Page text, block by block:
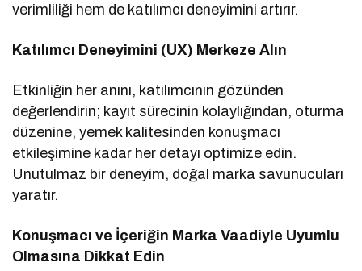
verimliliği hem de katılımcı deneyimini artırır.
Katılımcı Deneyimini (UX) Merkeze Alın
Etkinliğin her anını, katılımcının gözünden
değerlendirin; kayıt sürecinin kolaylığından, oturma
düzenine, yemek kalitesinden konuşmacı
etkileşimine kadar her detayı optimize edin.
Unutulmaz bir deneyim, doğal marka savunucuları
yaratır.
Konuşmacı ve İçeriğin Marka Vaadiyle Uyumlu
Olmasına Dikkat Edin